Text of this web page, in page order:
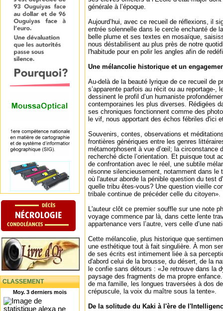
CLASSEMENT
Moy. 3 derniers mois
générale à l’époque.
Aujourd’hui, avec ce recueil de réflexions, il
entrée solennelle dans le cercle enchanté de
belle plume et ses textes en mosaïque,
nous déstabilisent au plus près de notre
l'habitude pour en polir les angles afin de
Une mélancolie historique et un
Au-delà de la beauté lyrique de ce recueil de
s’apparente parfois au récit ou au reportage-,
dessinent le profil d’un humaniste
contemporaines les plus diverses. Rédigées
ses chroniques fonctionnent comme des
le vif, nous apportant des échos fébriles d'ici
Souvenirs, contes, observations et
frontières génériques entre les genres
métamorphosent à vue d’œil; la circonstance
recherché dicte l’orientation. Et puisque tout
de confrontation avec le réel, une subtile
résonne silencieusement, notamment dans le
où l'auteur aborde la pénible question du test
quelle tribu êtes-vous? Une question vieille
tribale continue de précéder celle du citoyen».
L'auteur clôt ce premier souffle sur une note
voyage commence par là, dans cette lente
appartenance vers l’autre, vers celle d’une
Cette mélancolie, plus historique que
une esthétique tout à fait singulière. À mon
de ses écrits est intimement liée à sa
d'abord celui de la brousse, du désert, de la
le confie sans détours : «Je retrouve dans la
paysage des fragments de ma propre
de ma famille, les longues traversées à dos
crépuscule, la voix du maître sous la tente».
De la solitude du Kaki à l'ère de